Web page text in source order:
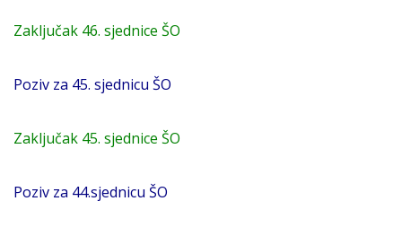
Zaključak 46. sjednice ŠO
Poziv za 45. sjednicu ŠO
Zaključak 45. sjednice ŠO
Poziv za 44.sjednicu ŠO